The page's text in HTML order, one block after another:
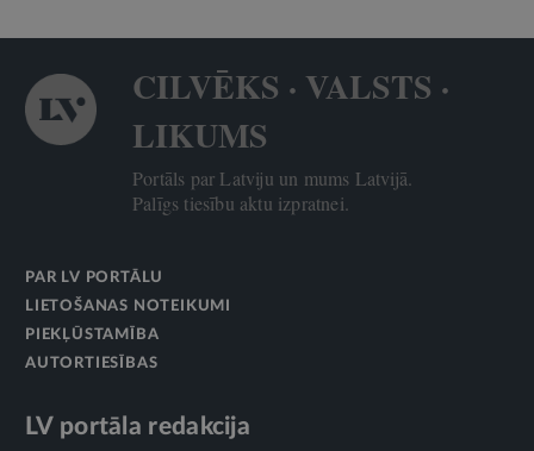
CILVĒKS · VALSTS ·
LIKUMS
Portāls par Latviju un mums Latvijā.
Palīgs tiesību aktu izpratnei.
PAR LV PORTĀLU
LIETOŠANAS NOTEIKUMI
PIEKĻŪSTAMĪBA
AUTORTIESĪBAS
LV portāla redakcija